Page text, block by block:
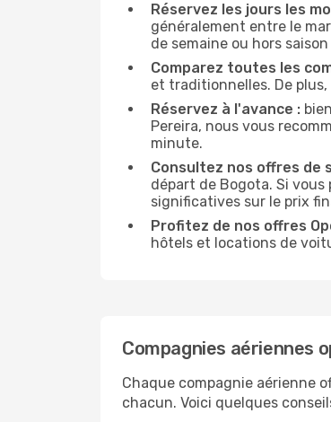
Réservez les jours les
généralement entre le
de semaine ou hors
Comparez toutes les
et traditionnelles. De
Réservez à l'avance :
Pereira, nous vous
minute.
Consultez nos offres de
départ de Bogota. Si
significatives sur le prix
Profitez de nos offres
hôtels et locations de
Compagnies aériennes
Chaque compagnie aérienne
chacun. Voici quelques